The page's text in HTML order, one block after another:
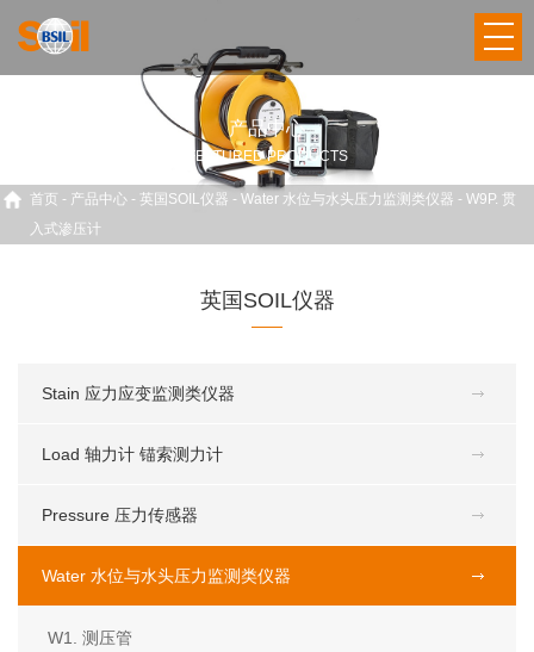
产品中心
FEATURED PRODUCTS
首页 - 产品中心 - 英国SOIL仪器 - Water 水位与水头压力监测类仪器 - W9P. 贯
入式渗压计
英国SOIL仪器
Stain 应力应变监测类仪器
Load 轴力计 锚索测力计
Pressure 压力传感器
Water 水位与水头压力监测类仪器
W1. 测压管